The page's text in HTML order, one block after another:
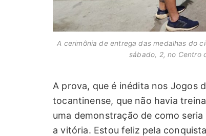
A cerimônia de entrega das medalhas do
sábado, 2, no Centro
A prova, que é inédita nos Jogos
tocantinense, que não havia
uma demonstração de como
a vitória. Estou feliz pela